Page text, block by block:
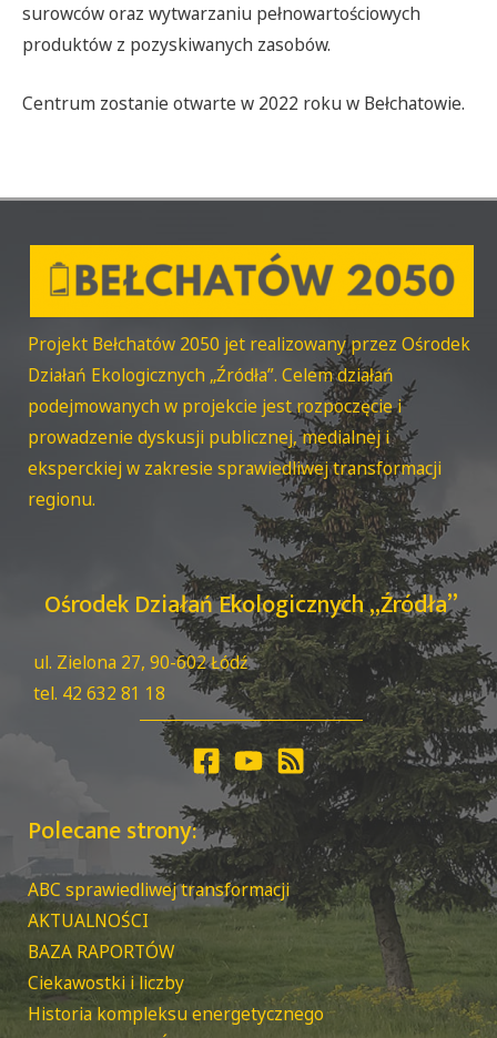
surowców oraz wytwarzaniu pełnowartościowych
produktów z pozyskiwanych zasobów.
Centrum zostanie otwarte w 2022 roku w Bełchatowie.
Projekt Bełchatów 2050 jet realizowany przez Ośrodek
Działań Ekologicznych „Źródła”. Celem działań
podejmowanych w projekcie jest rozpoczęcie i
prowadzenie dyskusji publicznej, medialnej i
eksperckiej w zakresie sprawiedliwej transformacji
regionu.
Ośrodek Działań Ekologicznych „Źródła”
ul. Zielona 27, 90-602 Łódź
tel. 42 632 81 18
Polecane strony:
ABC sprawiedliwej transformacji
AKTUALNOŚCI
BAZA RAPORTÓW
Ciekawostki i liczby
Historia kompleksu energetycznego